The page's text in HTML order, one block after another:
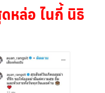
หล่อ ไนกี้ นิธิ